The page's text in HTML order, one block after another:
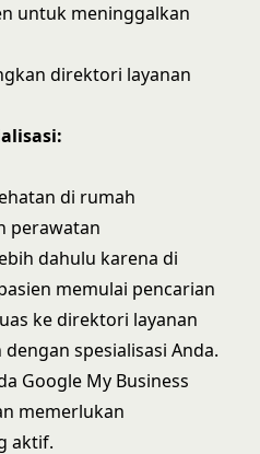
untuk meninggalkan
direktori layanan
di rumah
perawatan
dahulu karena di
memulai pencarian
ke direktori layanan
spesialisasi Anda.
Google My Business
memerlukan
aktif.